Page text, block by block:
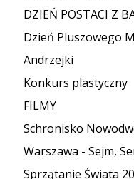
DZIEŃ POSTACI Z
Dzień Pluszowego
Andrzejki
Konkurs plastyczny
FILMY
Schronisko
Warszawa - Sejm,
Sprzątanie Świata